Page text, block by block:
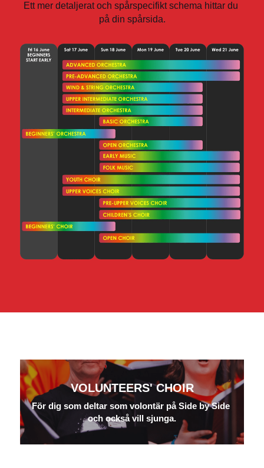
Ett mer detaljerat och spårspecifikt schema hittar du
på din spårsida.
VOLUNTEERS' CHOIR
För dig som deltar som volontär på Side by Side
och också vill sjunga.